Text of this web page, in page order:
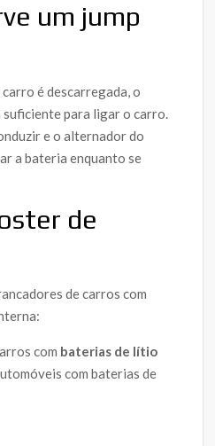
um jump
é descarregada, o
para ligar o carro.
e o alternador do
a bateria enquanto se
de
de carros com
com baterias de lítio
com baterias de